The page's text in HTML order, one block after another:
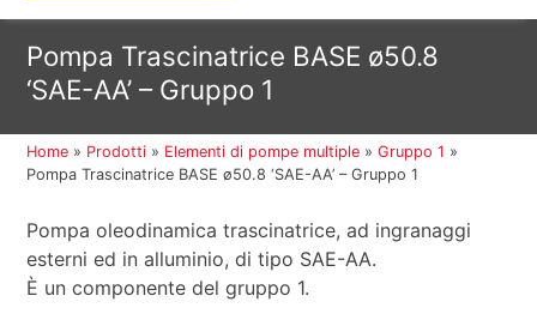
contenuto
Pompa Trascinatrice BASE ø50.8
‘SAE-AA’ – Gruppo 1
Home » Prodotti » Elementi di pompe multiple »Gruppo 1 »
Pompa Trascinatrice BASE ø50.8 ‘SAE-AA’ – Gruppo 1
Pompa oleodinamica trascinatrice, ad ingranaggi
esterni ed in alluminio, di tipo SAE-AA.
È un componente del gruppo 1.